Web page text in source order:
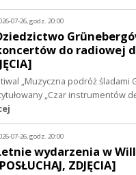
07-26, godz. 20:00
do radiowej
„Muzyczna podróż śladami
„Czar instrumentów
07-26, godz. 20:00
wydarzenia w
ZDJĘCIA]